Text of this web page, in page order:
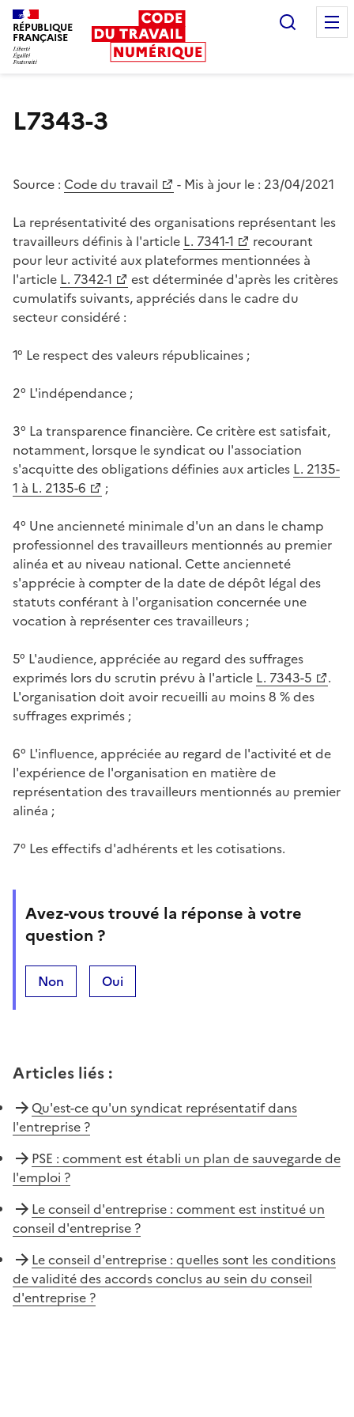
RÉPUBLIQUE
FRANÇAISE
L7343-3
Source : Code du travail - Mis à jour le : 23/04/2021
La représentativité des organisations représentant les
travailleurs définis à l'article L. 7341-1
recourant
pour leur activité aux plateformes mentionnées à
l'article L. 7342-1
est déterminée d'après les critères
cumulatifs suivants, appréciés dans le cadre du
secteur considéré :
1° Le respect des valeurs républicaines ;
2° L'indépendance ;
3° La transparence financière. Ce critère est satisfait,
notamment, lorsque le syndicat ou l'association
s'acquitte des obligations définies aux articles L. 2135-
1 à L. 2135-6
;
4° Une ancienneté minimale d'un an dans le champ
professionnel des travailleurs mentionnés au premier
alinéa et au niveau national. Cette ancienneté
s'apprécie à compter de la date de dépôt légal des
statuts conférant à l'organisation concernée une
vocation à représenter ces travailleurs ;
5° L'audience, appréciée au regard des suffrages
exprimés lors du scrutin prévu à l'article L. 7343-5
.
L'organisation doit avoir recueilli au moins 8 % des
suffrages exprimés ;
6° L'influence, appréciée au regard de l'activité et de
l'expérience de l'organisation en matière de
représentation des travailleurs mentionnés au premier
alinéa ;
7° Les effectifs d'adhérents et les cotisations.
Avez-vous trouvé la réponse à votre
question ?
Non Oui
Articles liés :
Qu'est-ce qu'un syndicat représentatif dans
l'entreprise ?
PSE : comment est établi un plan de sauvegarde de
l'emploi ?
Le conseil d'entreprise : comment est institué un
conseil d'entreprise ?
Le conseil d'entreprise : quelles sont les conditions
de validité des accords conclus au sein du conseil
d'entreprise ?